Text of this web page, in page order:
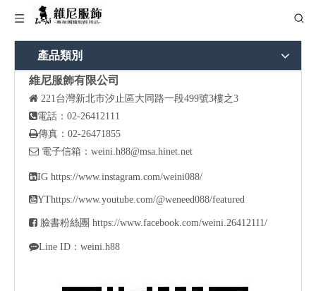
產品類別
維尼服飾有限公司
 221台灣新北市汐止區大同路一段499號3樓之3
電話：02-26412111
傳真：02-26471855
 電子信箱： weini.h88@msa.hinet.net
IG https://www.instagram.com/weini088/
YThttps://www.youtube.com/@weneed088/featured
 臉書粉絲團 https://www.facebook.com/weini.26412111/
Line ID：weini.h88